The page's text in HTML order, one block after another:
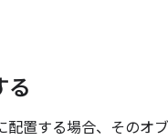
る
置する場合、そのオ